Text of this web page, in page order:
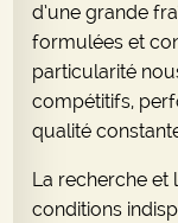
d’une grande
formulées et
particularité
compétitifs,
qualité
La recherche et
conditions